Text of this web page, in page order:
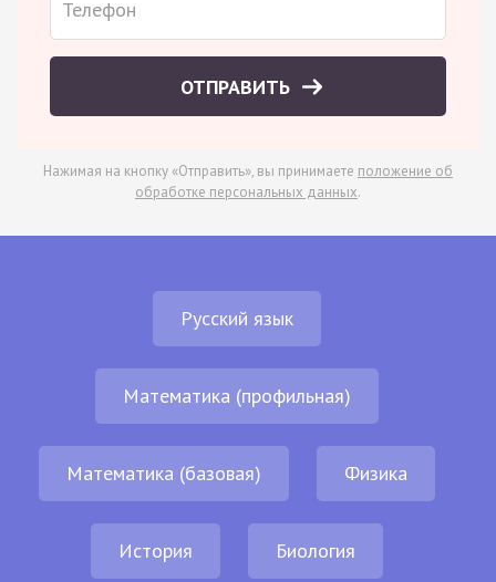
ОТПРАВИТЬ
Нажимая на кнопку «Отправить», вы принимаете положение об
обработке персональных данных.
Русский язык
Математика (профильная)
Математика (базовая) Физика
История Биология